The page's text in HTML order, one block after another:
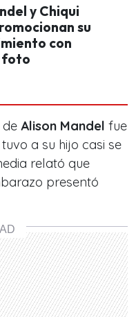
y Chiqui
su
con
foto
Alison Mandel fue
a su hijo casi se
relató que
presentó